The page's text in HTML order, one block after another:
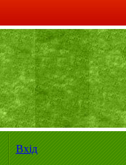
Вхід